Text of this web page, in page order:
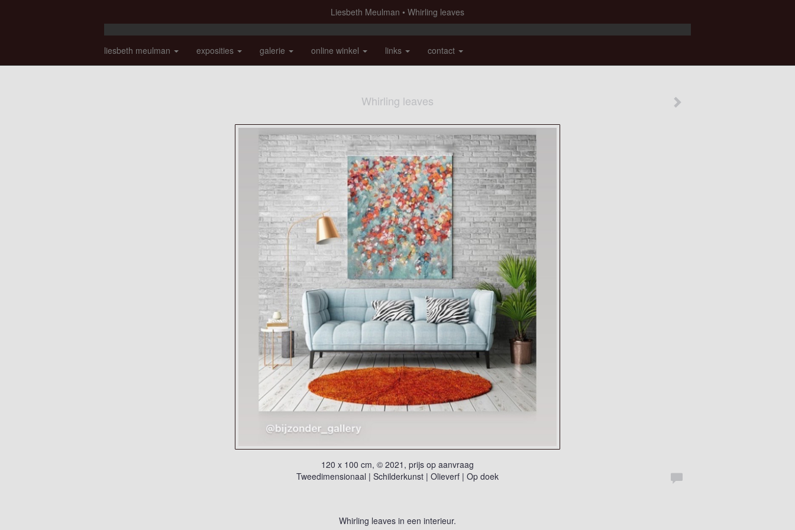
Liesbeth Meulman Whirling leaves
liesbeth meulman exposities galerie online winkel links contact
Whirling leaves
120 x 100 cm, © 2021, prijs op aanvraag
Tweedimensionaal | Schilderkunst | Olieverf | Op doek
Whirling leaves in een interieur.